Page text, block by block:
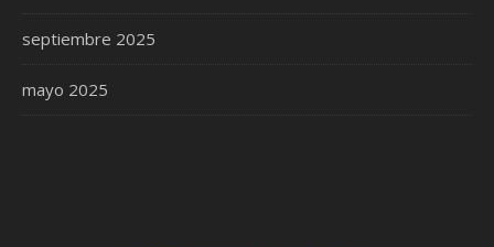
septiembre 2025
mayo 2025